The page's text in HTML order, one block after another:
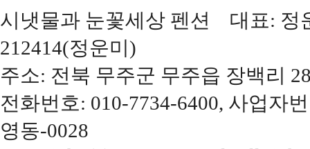
시냇물과 눈꽃세상 펜션 대표: 정
212414(정운미)
주소: 전북 무주군 무주읍 장백리
전화번호: 010-7734-6400, 사업자
영동-0028